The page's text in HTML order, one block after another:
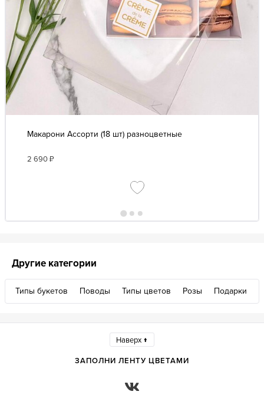
Макарони Ассорти (18 шт) разноцветные
2 690₽
Другие категории
Типы букетов Поводы Типы цветов Розы Подарки
ЗАПОЛНИ ЛЕНТУ ЦВЕТАМИ
Наверх ↑